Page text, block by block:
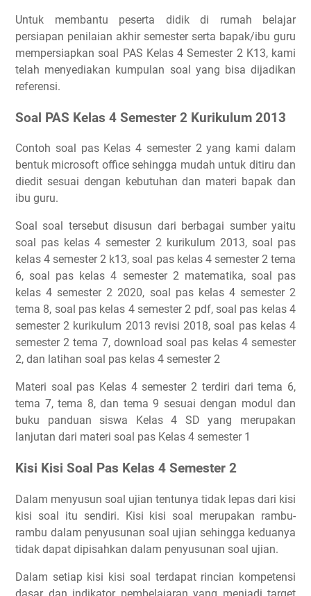
Untuk membantu peserta didik di rumah belajar
persiapan penilaian akhir semester serta bapak/ibu guru
mempersiapkan soal PAS Kelas 4 Semester 2 K13, kami
telah menyediakan kumpulan soal yang bisa dijadikan
referensi.
Soal PAS Kelas 4 Semester 2 Kurikulum 2013
Contoh soal pas Kelas 4 semester 2 yang kami dalam
bentuk microsoft office sehingga mudah untuk ditiru dan
diedit sesuai dengan kebutuhan dan materi bapak dan
ibu guru.
Soal soal tersebut disusun dari berbagai sumber yaitu
soal pas kelas 4 semester 2 kurikulum 2013, soal pas
kelas 4 semester 2 k13, soal pas kelas 4 semester 2 tema
6, soal pas kelas 4 semester 2 matematika, soal pas
kelas 4 semester 2 2020, soal pas kelas 4 semester 2
tema 8, soal pas kelas 4 semester 2 pdf, soal pas kelas 4
semester 2 kurikulum 2013 revisi 2018, soal pas kelas 4
semester 2 tema 7, download soal pas kelas 4 semester
2, dan latihan soal pas kelas 4 semester 2
Materi soal pas Kelas 4 semester 2 terdiri dari tema 6,
tema 7, tema 8, dan tema 9 sesuai dengan modul dan
buku panduan siswa Kelas 4 SD yang merupakan
lanjutan dari materi soal pas Kelas 4 semester 1
Kisi Kisi Soal Pas Kelas 4 Semester 2
Dalam menyusun soal ujian tentunya tidak lepas dari kisi
kisi soal itu sendiri. Kisi kisi soal merupakan rambu-
rambu dalam penyusunan soal ujian sehingga keduanya
tidak dapat dipisahkan dalam penyusunan soal ujian.
Dalam setiap kisi kisi soal terdapat rincian kompetensi